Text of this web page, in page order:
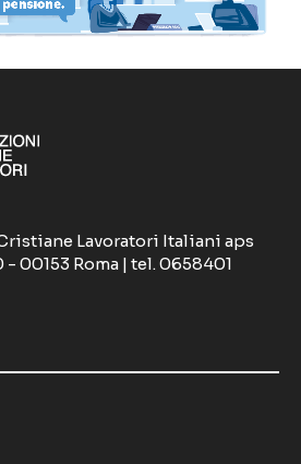
Lavoratori Italiani aps
- 00153 Roma | tel. 0658401